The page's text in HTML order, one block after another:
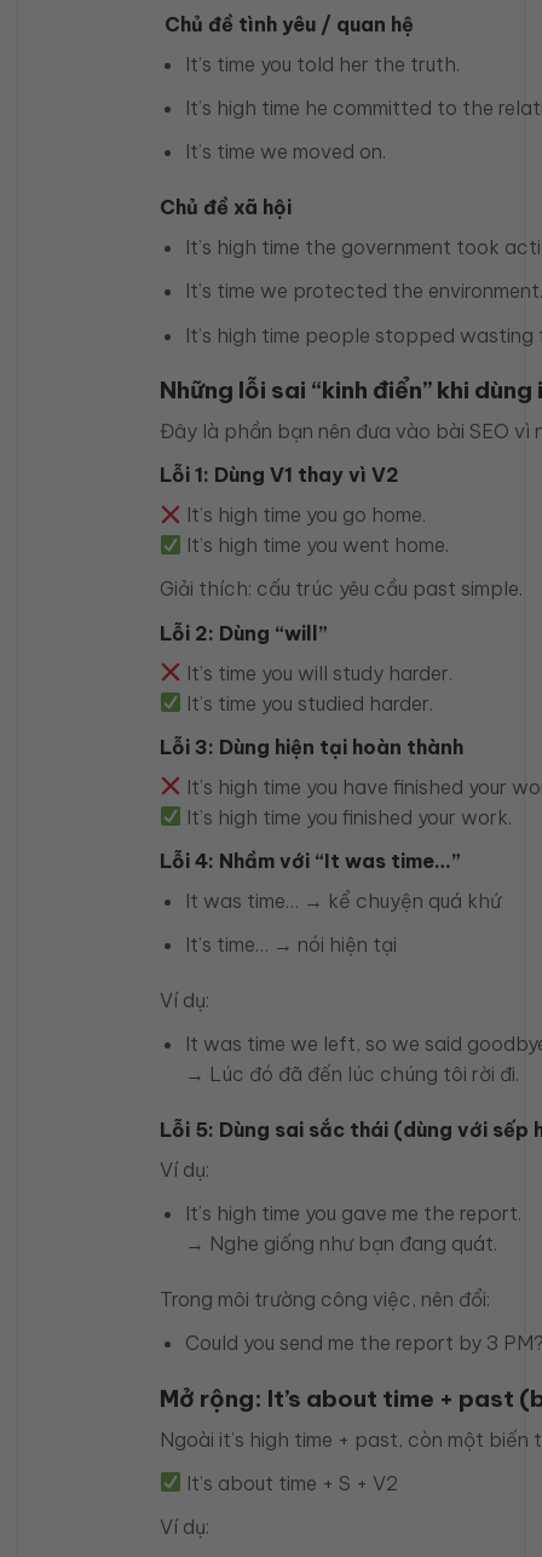
Chủ đề tình yêu / quan hệ
It’s time you told her the truth.
It’s high time he committed to the
It’s time we moved on.
Chủ đề xã hội
It’s high time the government took
It’s time we protected the environment.
It’s high time people stopped wasting
Những lỗi sai “kinh điển” khi
Đây là phần bạn nên đưa vào bài SEO
Lỗi 1: Dùng V1 thay vì V2
It’s high time you go home.
It’s high time you went home.
Giải thích: cấu trúc yêu cầu past simple.
Lỗi 2: Dùng “will”
It’s time you will study harder.
It’s time you studied harder.
Lỗi 3: Dùng hiện tại hoàn thành
It’s high time you have finished your
It’s high time you finished your work.
Lỗi 4: Nhầm với “It was time…”
It was time… → kể chuyện quá khứ
It’s time… → nói hiện tại
Ví dụ:
It was time we left, so we said
→ Lúc đó đã đến lúc chúng tôi rời đi.
Lỗi 5: Dùng sai sắc thái (dùng với sếp
Ví dụ:
It’s high time you gave me the report.
→ Nghe giống như bạn đang quát.
Trong môi trường công việc, nên đổi:
Could you send me the report by 3
Mở rộng: It’s about time + past
Ngoài it’s high time + past, còn một
It’s about time + S + V2
Ví dụ: